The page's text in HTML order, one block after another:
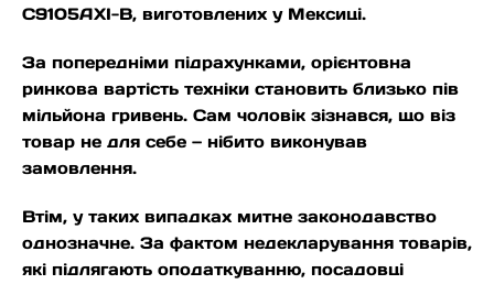
C9105AXI-B, виготовлених у Мексиці.
За попередніми підрахунками, орієнтовна
ринкова вартість техніки становить близько пів
мільйона гривень. Сам чоловік зізнався, що віз
товар не для себе — нібито виконував
замовлення.
Втім, у таких випадках митне законодавство
однозначне. За фактом недекларування товарів,
які підлягають оподаткуванню, посадовці